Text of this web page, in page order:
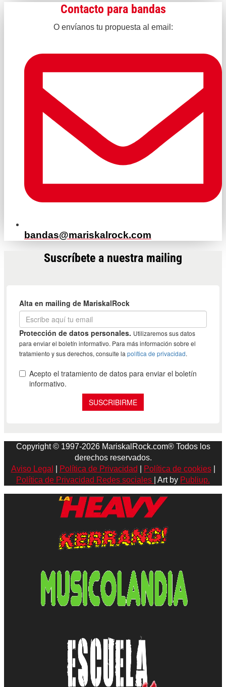
Contacto para bandas
O envíanos tu propuesta al email:
bandas@mariskalrock.com
Suscríbete a nuestra mailing
Copyright © 1997-2026 MariskalRock.com® Todos los
derechos reservados.
Aviso Legal
Política de Privacidad Política de cookies|
Política de Privacidad Redes sociales
| Art by Publiup.